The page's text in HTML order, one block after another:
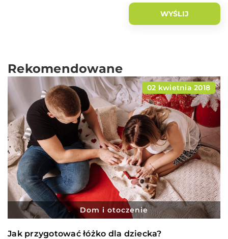
Rekomendowane
02 kwietnia 2018
Dom i otoczenie
Jak przygotować łóżko dla dziecka?